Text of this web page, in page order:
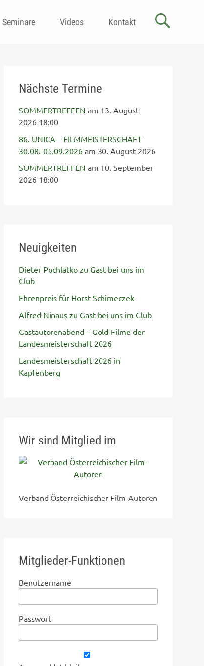
Seminare Videos Kontakt
Nächste Termine
SOMMERTREFFEN am 13. August
2026 18:00
86. UNICA – FILMMEISTERSCHAFT
30.08.-05.09.2026am 30. August 2026
SOMMERTREFFEN am 10. September
2026 18:00
Neuigkeiten
Dieter Pochlatko zu Gast bei uns im
Club
Ehrenpreis für Horst Schimeczek
Alfred Ninaus zu Gast bei uns im Club
Gastautorenabend – Gold-Filme der
Landesmeisterschaft 2026
Landesmeisterschaft 2026 in
Kapfenberg
Wir sind Mitglied im
Verband Österreichischer Film-Autoren
Mitglieder-Funktionen
Benutzername
Passwort